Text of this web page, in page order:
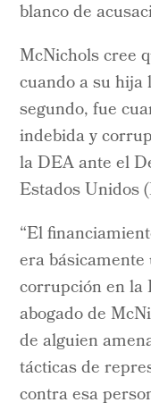
blanco de
McNichols cree
cuando a su
segundo, fue
indebida y
la DEA ante el
Estados Unidos
“El
era
corrupción en la
abogado de
de alguien
tácticas de
contra esa